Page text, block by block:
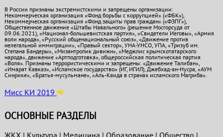
В России признаны экстремистскими и запрещены организации:
Некоммерческая организация «Фонд борьбы с коррупцией» («ФБК»),
Некоммерческая организация «Фонд защиты прав граждан» («ФЗПГ»),
Общественное движение «Штабы Навального» (решение Мосгорсуда от
09.06.2021), «Национал-большевистская партия», «Свидетели Иеговы», «Армия
воли народа», «Русский общенациональный союз», «Движение против
нелегальной иммиграции», «Правый сектор», УНА-УНСО, УПА, «Тризуб им.
Степана Бандеры», «Мизантропик дивижн», «Меджлис крымскотатарского
народа», движение «Артподготовка», общероссийская политическая партия
«Воля». Признаны террористическими и запрещены: «Движение Талибан»,
«Имарат Кавказ», «Исламское государство» (ИГ, ИГИЛ), Джебхад-ан-Нусра, «АУМ
Синрике», «Братья-мусульмане», «Аль-Каида в странах исламского Магриба».
Мисс КИ 2019
ОСНОВНЫЕ РАЗДЕЛЫ
ЖКХ | Культура | Медицина | Образование| Общество |